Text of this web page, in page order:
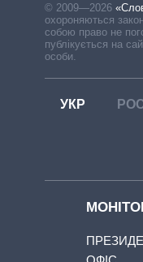
© 2009—2026
охороняються
собою право не
публікується на
особи.
УКР